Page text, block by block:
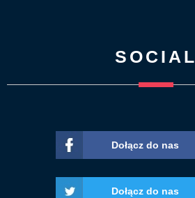
SOCIAL
Dołącz do nas
Dołącz do nas